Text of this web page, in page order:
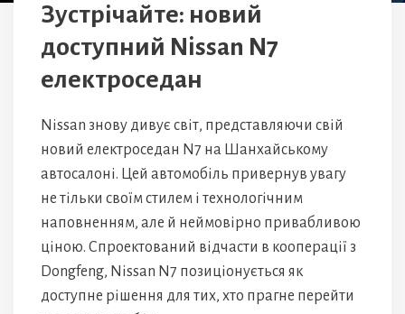
Зустрічайте: новий
доступний Nissan N7
електроседан
Nissan знову дивує світ, представляючи свій
новий електроседан N7 на Шанхайському
автосалоні. Цей автомобіль привернув увагу
не тільки своїм стилем і технологічним
наповненням, але й неймовірно привабливою
ціною. Спроектований відчасти в кооперації з
Dongfeng, Nissan N7 позиціонується як
доступне рішення для тих, хто прагне перейти